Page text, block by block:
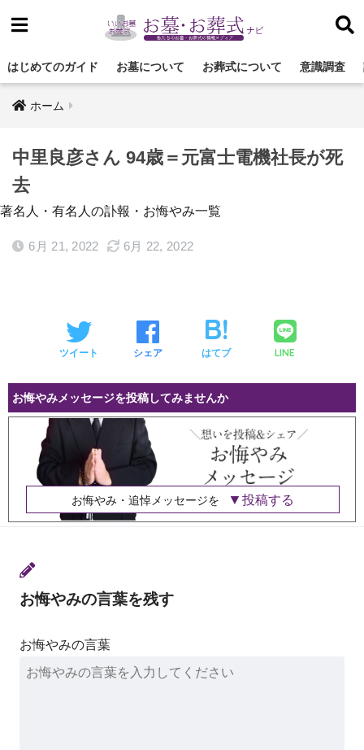
はじめてのガイド お墓について お葬式について 意識調査
ホーム
中里良彦さん 94歳＝元富士電機社長が死
去
著名人・有名人の訃報・お悔やみ一覧
6月 21, 2022 6月 22, 2022
ツイート シェア はてブ LINE
お悔やみメッセージを投稿してみませんか
お悔やみ・追悼メッセージを 投稿する
お悔やみの言葉を残す
お悔やみの言葉